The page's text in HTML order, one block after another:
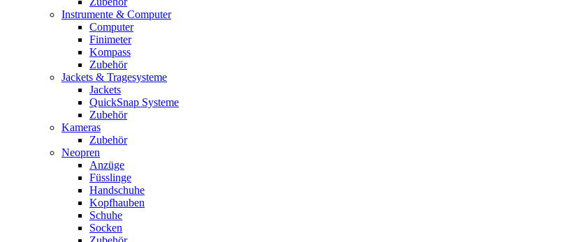
Instrumente & Computer
Computer
Finimeter
Kompass
Zubehör
Jackets & Tragesysteme
Jackets
QuickSnap Systeme
Zubehör
Kameras
Zubehör
Neopren
Anzüge
Füsslinge
Handschuhe
Kopfhauben
Schuhe
Socken